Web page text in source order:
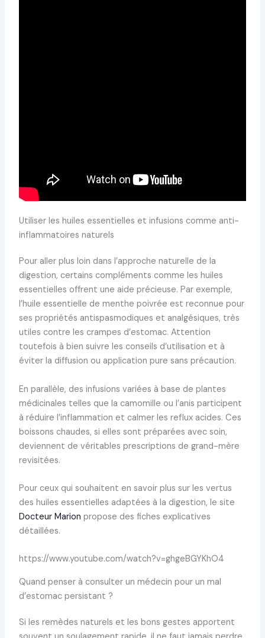
Utiliser les huiles essentielles et infusions comme anti-
inflammatoires naturels
Pour aller plus loin dans l’approche naturelle de la
digestion, certains compléments comme les huiles
essentielles offrent une aide précieuse. Par exemple,
l’huile essentielle de menthe poivrée est reconnue pour
ses propriétés antispasmodiques et analgésiques, très
utiles contre les crampes d’estomac. Attention
toutefois à bien suivre les conseils d’utilisation et à
éviter la diffusion ou application pure sans précaution.
En parallèle, des infusions variées à base de plantes
médicinales telles que la camomille ou l’anis participent
à réduire l’inflammation et calmer les reflux acides. Ces
boissons chaudes, si elles sont préparées avec soin,
deviennent de véritables prescriptions de grand-mère
revisitées.
Pour ceux qui souhaitent en savoir plus sur les vertus
des huiles essentielles adaptées à la digestion, le site
Docteur Marion propose des fiches explicatives
détaillées.
https://www.youtube.com/watch?v=ghgeBGYKhO4
Quand penser à consulter un médecin pour un mal
d’estomac persistant ?
Si les remèdes naturels et les bons gestes apportent